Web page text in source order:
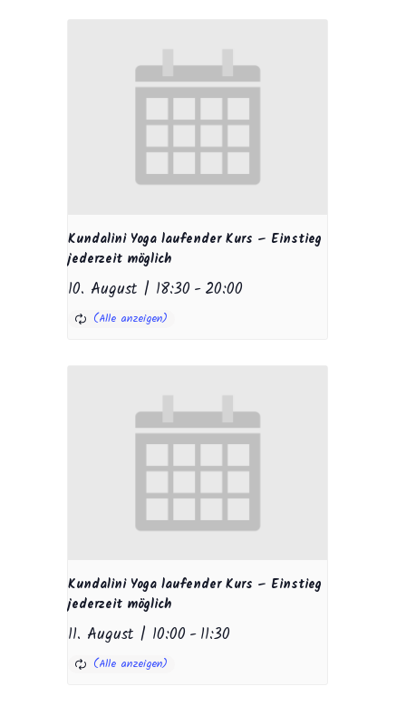
Kundalini Yoga laufender Kurs – Einstieg
jederzeit möglich
10. August | 18:30 -20:00
Kundalini Yoga laufender Kurs – Einstieg
jederzeit möglich
11. August | 10:00 -11:30